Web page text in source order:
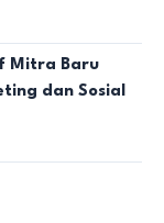
Mitra Baru
dan Sosial